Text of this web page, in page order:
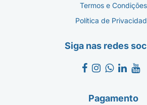
Termos e Condições
Política de
Siga nas redes
Pagamento